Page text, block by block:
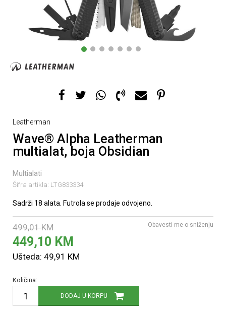
1 2 3 4 5 6 7
Leatherman
Wave® Alpha Leatherman
multialat, boja Obsidian
Multialati
Šifra artikla: LTG833334
Sadrži 18 alata. Futrola se prodaje odvojeno.
499,01 KM
449,10 KM
Ušteda: 49,91 KM
Obavesti me o sniženju
Količina:
DODAJ U KORPU